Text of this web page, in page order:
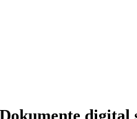
Dokumente digital